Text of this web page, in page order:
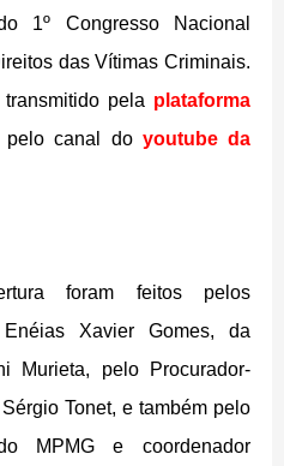
1º Congresso Nacional
das Vítimas Criminais.
pela plataforma
pelo canal do youtube da
foram feitos pelos
Xavier Gomes, da
Murieta, pelo Procurador-
Tonet, e também pelo
MPMG e coordenador